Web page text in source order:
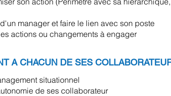
manager et faire le lien avec son poste
actions ou changements à engager
A CHACUN DE SES
situationnel
de ses collaborateur